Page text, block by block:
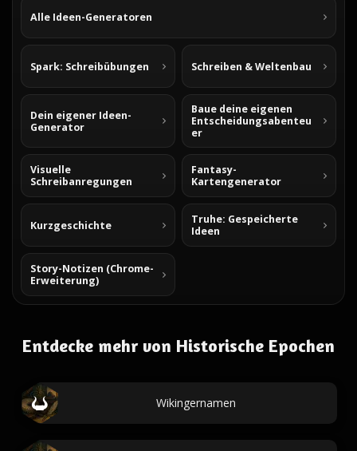
Alle Ideen-Generatoren
Spark: Schreibübungen Schreiben & Weltenbau
Dein eigener Ideen-
Generator
Baue deine eigenen
Entscheidungsabenteu
er
Visuelle
Schreibanregungen
Fantasy-
Kartengenerator
Kurzgeschichte
Truhe: Gespeicherte
Ideen
Story-Notizen (Chrome-
Erweiterung)
Entdecke mehr von Historische Epochen
Wikingernamen